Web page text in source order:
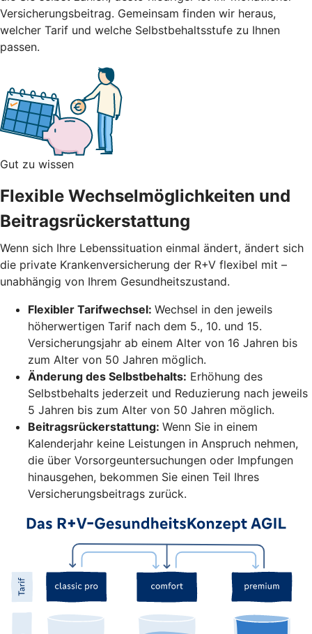
Versicherungsbeitrag. Gemeinsam finden wir heraus,
welcher Tarif und welche Selbstbehaltsstufe zu Ihnen
passen.
Gut zu wissen
Flexible Wechselmöglichkeiten und
Beitragsrückerstattung
Wenn sich Ihre Lebenssituation einmal ändert, ändert sich
die private Krankenversicherung der R+V flexibel mit –
unabhängig von Ihrem Gesundheitszustand.
Flexibler Tarifwechsel: Wechsel in den jeweils
höherwertigen Tarif nach dem 5., 10. und 15.
Versicherungsjahr ab einem Alter von 16 Jahren bis
zum Alter von 50 Jahren möglich.
Änderung des Selbstbehalts: Erhöhung des
Selbstbehalts jederzeit und Reduzierung nach jeweils
5 Jahren bis zum Alter von 50 Jahren möglich.
Beitragsrückerstattung: Wenn Sie in einem
Kalenderjahr keine Leistungen in Anspruch nehmen,
die über Vorsorgeuntersuchungen oder Impfungen
hinausgehen, bekommen Sie einen Teil Ihres
Versicherungsbeitrags zurück.